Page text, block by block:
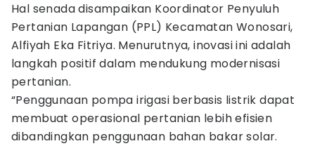
Hal senada disampaikan Koordinator Penyuluh
Pertanian Lapangan (PPL) Kecamatan Wonosari,
Alfiyah Eka Fitriya. Menurutnya, inovasi ini adalah
langkah positif dalam mendukung modernisasi
pertanian.
“Penggunaan pompa irigasi berbasis listrik dapat
membuat operasional pertanian lebih efisien
dibandingkan penggunaan bahan bakar solar.